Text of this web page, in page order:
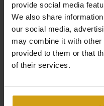
provide social media
We also share
our social media,
may combine it with other
provided to them or that
of their services.